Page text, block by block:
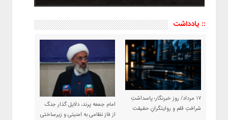
:: یادداشت
۱۷ مرداد/ روز خبرنگار؛ پاسداشتِ
شرافتِ قلم و روایتگرانِ حقیقت
امام جمعه پرند، دلایل گذار جنگ
از فاز نظامی به امنیتی و زیرساختی